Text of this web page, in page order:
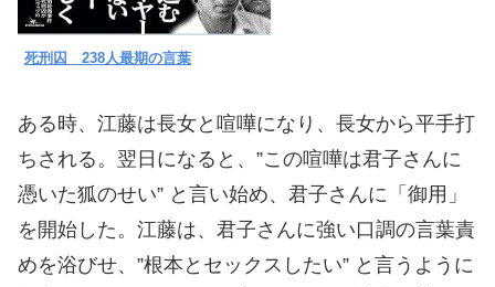
死刑囚 238人最期の言葉
ある時、江藤は長女と喧嘩になり、長女から平手打
ちされる。翌日になると、”この喧嘩は君子さんに
憑いた狐のせい” と言い始め、君子さんに「御用」
を開始した。江藤は、君子さんに強い口調の言葉責
めを浴びせ、”根本とセックスしたい” と言うように